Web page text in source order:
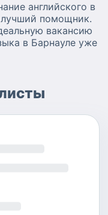
английского в
помощник.
вакансию
в Барнауле уже